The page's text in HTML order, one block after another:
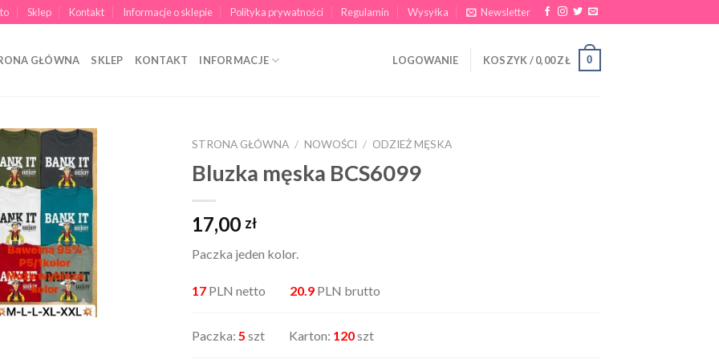
Sklep Kontakt Informacje o sklepie Polityka prywatności Regulamin Wysyłka Newsletter
GŁÓWNA SKLEP KONTAKT INFORMACJE LOGOWANIE KOSZYK /0,00ZŁ 0
STRONA GŁÓWNA / NOWOŚCI / ODZIEŻ MĘSKA
Bluzka męska BCS6099
17,00 zł
Paczka jeden kolor.
17 PLN netto 20.9 PLN brutto
Paczka: 5 szt Karton: 120szt